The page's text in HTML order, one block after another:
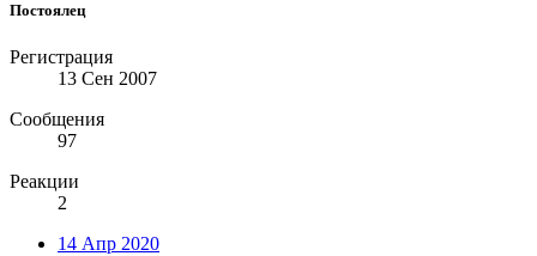
Постоялец
Регистрация
13 Сен 2007
Сообщения
97
Реакции
2
14 Апр 2020